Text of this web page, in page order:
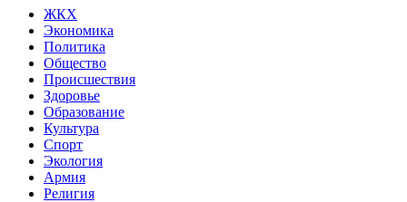
ЖКХ
Экономика
Политика
Общество
Происшествия
Здоровье
Образование
Культура
Спорт
Экология
Армия
Религия